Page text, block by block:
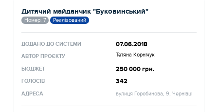
Дитячий майданчик "Буковинський"
Номер: 7 Реалізований
ДОДАНО ДО СИСТЕМИ 07.06.2018
АВТОР ПРОЄКТУ Тетяна Корнічук
БЮДЖЕТ 250 000 грн.
ГОЛОСІВ 342
АДРЕСА вулиця Горобинова, 9, Чернівці